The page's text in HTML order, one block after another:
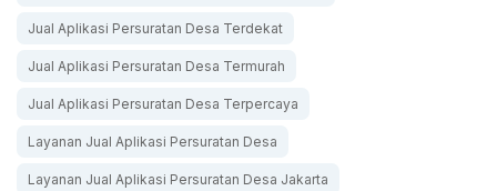
Jual Aplikasi Persuratan Desa Terdekat
Jual Aplikasi Persuratan Desa Termurah
Jual Aplikasi Persuratan Desa Terpercaya
Layanan Jual Aplikasi Persuratan Desa
Layanan Jual Aplikasi Persuratan Desa Jakarta